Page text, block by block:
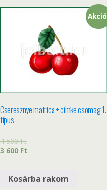
Cseresznye matrica + címke csomag 1.
típus
4 500Ft
3 600 Ft
Kosárba rakom